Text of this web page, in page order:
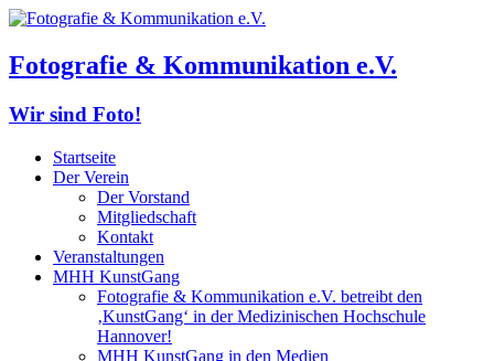
Fotografie & Kommunikation e.V.
Wir sind Foto!
Startseite
Der Verein
Der Vorstand
Mitgliedschaft
Kontakt
Veranstaltungen
MHH KunstGang
Fotografie & Kommunikation e.V. betreibt den
‚KunstGang‘ in der Medizinischen Hochschule
Hannover!
MHH KunstGang in den Medien